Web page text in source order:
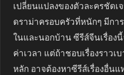
เปลี่ยนแปลงของตัวละครชัด
ดราม่าครอบครัวที่หนักๆ มีกา
ในและนอกบ้าน ซีรีส์จีนเรื่อง
ค่าเวลา แต่ถ้าชอบเรื่องราวเ
หลัก อาจต้องหาซีรีส์เรื่องอื่นแ